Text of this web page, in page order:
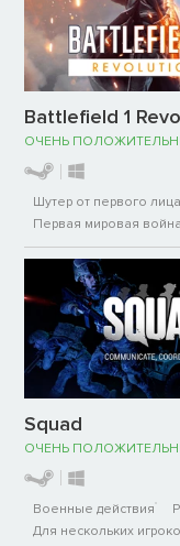
Battlefield 1
ОЧЕНЬ
Шутер от первого
Первая мировая
Squad
ОЧЕНЬ
Военные действия
Для нескольких